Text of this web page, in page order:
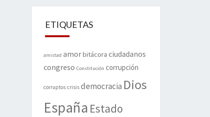
ETIQUETAS
amistad amorbitácora ciudadanos
congreso Constitución corrupción
corruptos crisis democracia Dios
España Estado